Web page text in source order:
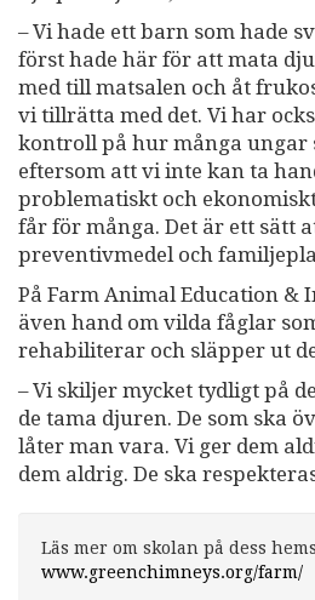
– Vi hade ett barn som hade
först hade här för att mata
med till matsalen och åt
vi tillrätta med det. Vi har
kontroll på hur många ungar
eftersom att vi inte kan ta
problematiskt och
får för många. Det är ett sätt
preventivmedel och
På Farm Animal Education &
även hand om vilda fåglar
rehabiliterar och släpper ut
– Vi skiljer mycket tydligt på
de tama djuren. De som ska
låter man vara. Vi ger dem
dem aldrig. De ska
Läs mer om skolan på dess
www.greenchimneys.org/farm/